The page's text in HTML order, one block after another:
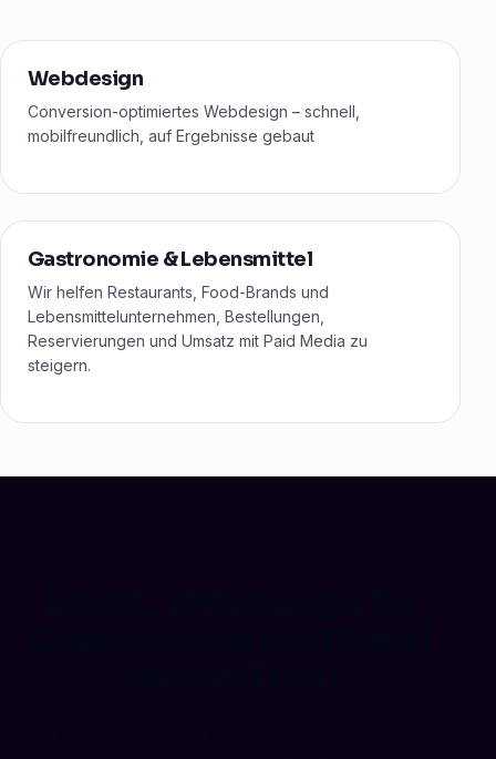
Webdesign
Conversion-optimiertes Webdesign – schnell,
mobilfreundlich, auf Ergebnisse gebaut
Gastronomie & Lebensmittel
Wir helfen Restaurants, Food-Brands und
Lebensmittelunternehmen, Bestellungen,
Reservierungen und Umsatz mit Paid Media zu
steigern.